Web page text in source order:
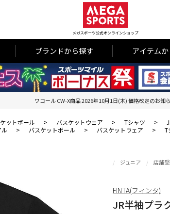
メガスポーツ公式オンラインショップ
ブランドから探す アイテム
ワコール CW-X商品 2026年10月1日(木) 価格改定のお知
ットボール > バスケットウェア > Tシャツ >
> バスケットボール > バスケットウェア > T
ジュニア 店舗
JR半袖プラ
FINTA(フィンタ)